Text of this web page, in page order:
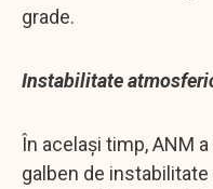
grade.
Instabilitate
În același timp, ANM
galben de